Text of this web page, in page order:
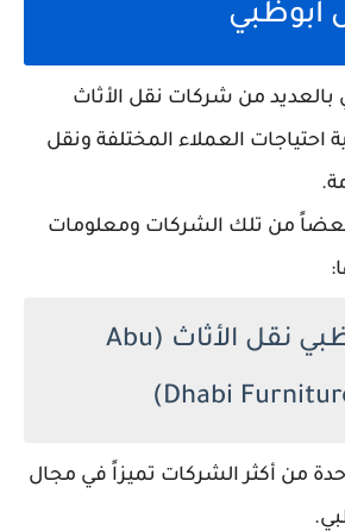
ابوظبي
بالعديد من شركات نقل الأثاث
العملاء المختلفة ونقل
بعضاً من تلك الشركات ومعلومات
1. شركة ابوظبي نقل الأثاث (Abu
Dhabi
من أكثر الشركات تميزاً في مجال